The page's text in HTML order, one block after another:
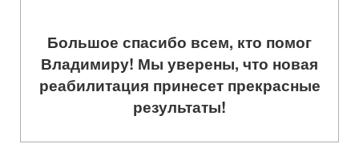
Большое спасибо всем, кто помог
Владимиру! Мы уверены, что новая
реабилитация принесет прекрасные
результаты!